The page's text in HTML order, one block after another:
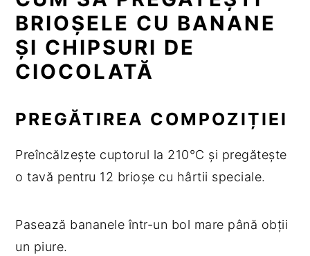
BRIOȘELE CU BANANE
ȘI CHIPSURI DE
CIOCOLATĂ
PREGĂTIREA COMPOZIȚIEI
Preîncălzește cuptorul la 210°C și pregătește
o tavă pentru 12 brioșe cu hârtii speciale.
Pasează bananele într-un bol mare până obții
un piure.